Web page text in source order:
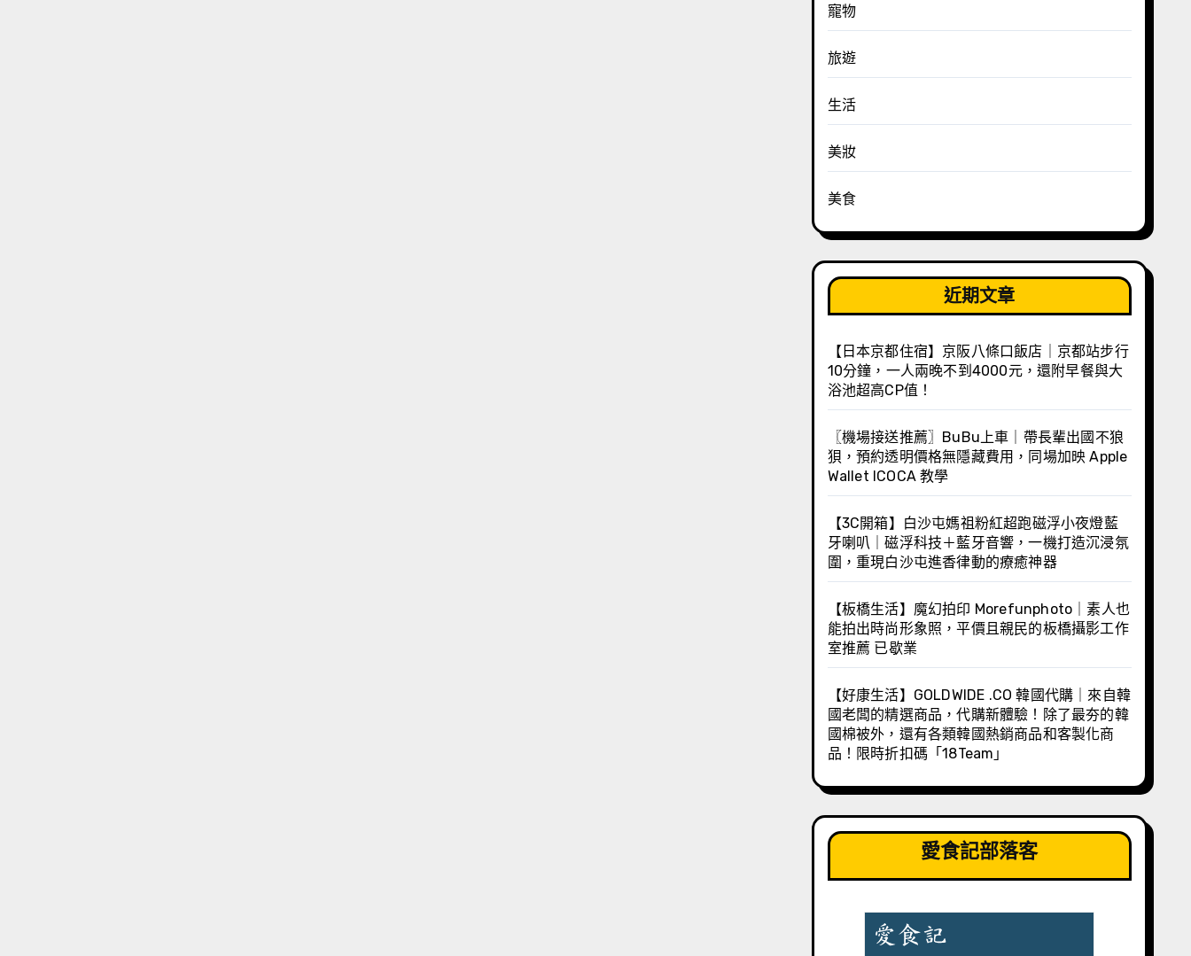
寵物
旅遊
生活
美妝
美食
近期文章
【日本京都住宿】京阪八條口飯店｜京都站步行
10分鐘，一人兩晚不到4000元，還附早餐與大
浴池超高CP值！
〖機場接送推薦〗BuBu上車｜帶長輩出國不狼
狽，預約透明價格無隱藏費用，同場加映 Apple
Wallet ICOCA 教學
【3C開箱】白沙屯媽祖粉紅超跑磁浮小夜燈藍
牙喇叭｜磁浮科技＋藍牙音響，一機打造沉浸氛
圍，重現白沙屯進香律動的療癒神器
【板橋生活】魔幻拍印 Morefunphoto｜素人也
能拍出時尚形象照，平價且親民的板橋攝影工作
室推薦 已歇業
【好康生活】GOLDWIDE .CO 韓國代購｜來自韓
國老闆的精選商品，代購新體驗！除了最夯的韓
國棉被外，還有各類韓國熱銷商品和客製化商
品！限時折扣碼「18Team」
愛食記部落客